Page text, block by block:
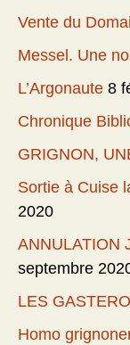
Vente du
Messel. Une
L’Argonaute 8
Chronique
GRIGNON,
Sortie à Cuise
2020
ANNULATION
septembre
LES
Homo